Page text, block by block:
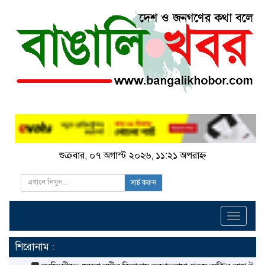
শুক্রবার, ০৭ অগাস্ট ২০২৬, ১১:২১ অপরাহ্ন
সার্চ করুন
Toggle
শিরোনাম :